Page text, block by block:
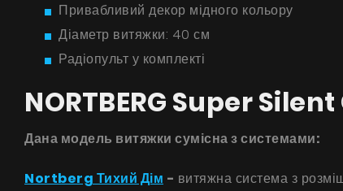
Привабливий декор мідного кольору
Діаметр витяжки: 40 см
Радіопульт у комплекті
NORTBERG Super
Дана модель витяжки сумісна з системами:
Nortberg Тихий Дім - витяжна система з